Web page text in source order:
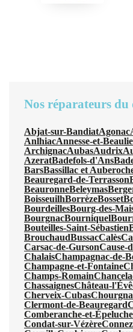
Nos réparateurs du
Abjat-sur-BandiatAgonac
AnlhiacAnnesse-et-
ArchignacAubasAudrix
AzeratBadefols-d'Ans
BarsBassillac et
Beauregard-de-Terrasson
BeauronneBeleymas
BoisseuilhBorrèzeBosset
BourdeillesBourg-des-
BourgnacBourniquel
Bouteilles-Saint-Sébastien
BrouchaudBussacCalès
Carsac-de-GursonCause-
ChalaisChampagnac-de-
Champagne-et-Fontaine
Champs-Romain
ChassaignesChâteau-
Cherveix-Cubas
Clermont-de-Beauregard
Comberanche-et-Épeluche
Condat-sur-Vézère